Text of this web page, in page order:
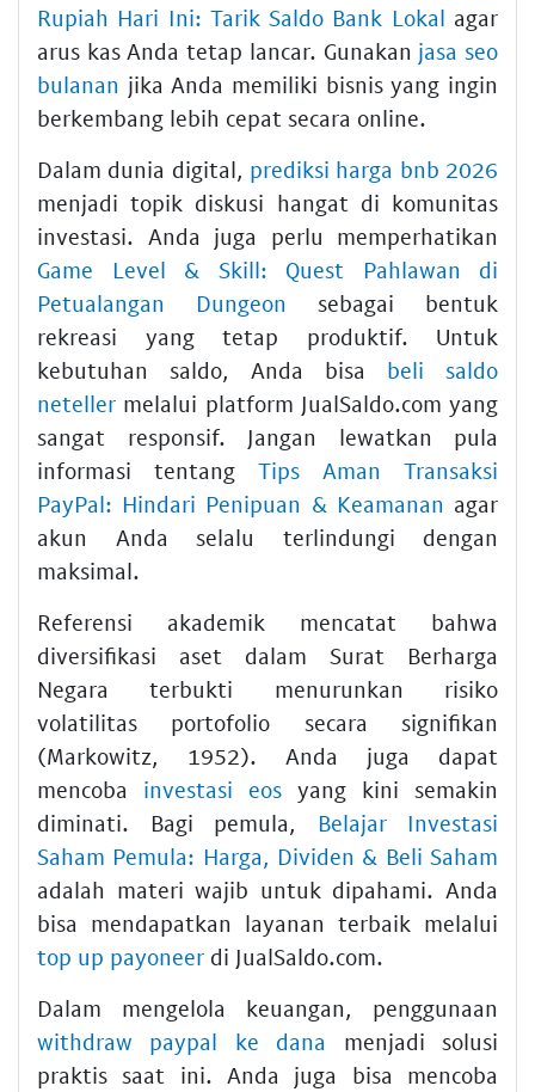
Rupiah Hari Ini: Tarik Saldo Bank Lokal agar
arus kas Anda tetap lancar. Gunakan jasa seo
bulanan jika Anda memiliki bisnis yang ingin
berkembang lebih cepat secara online.
Dalam dunia digital, prediksi harga bnb 2026
menjadi topik diskusi hangat di komunitas
investasi. Anda juga perlu memperhatikan
Game Level & Skill: Quest Pahlawan di
Petualangan Dungeon sebagai bentuk
rekreasi yang tetap produktif. Untuk
kebutuhan saldo, Anda bisa beli saldo
neteller melalui platform JualSaldo.com yang
sangat responsif. Jangan lewatkan pula
informasi tentang Tips Aman Transaksi
PayPal: Hindari Penipuan & Keamanan agar
akun Anda selalu terlindungi dengan
maksimal.
Referensi akademik mencatat bahwa
diversifikasi aset dalam Surat Berharga
Negara terbukti menurunkan risiko
volatilitas portofolio secara signifikan
(Markowitz, 1952). Anda juga dapat
mencoba investasi eos yang kini semakin
diminati. Bagi pemula, Belajar Investasi
Saham Pemula: Harga, Dividen & Beli Saham
adalah materi wajib untuk dipahami. Anda
bisa mendapatkan layanan terbaik melalui
top up payoneer di JualSaldo.com.
Dalam mengelola keuangan, penggunaan
withdraw paypal ke dana menjadi solusi
praktis saat ini. Anda juga bisa mencoba